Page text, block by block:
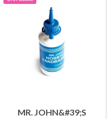
MR. JOHN&#39;S